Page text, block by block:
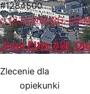
#1284500
OLDENBURG,
.Pani Eltje 88l,
Zlecenie dla
opiekunki